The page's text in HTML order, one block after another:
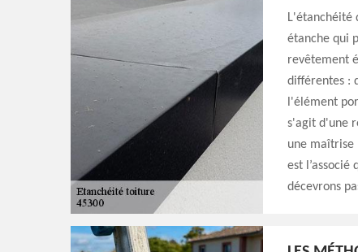
L'étanchéité
étanche qui
revêtement
différentes :
l'élément
s'agit d'une
une maîtrise
est l’associé
décevrons